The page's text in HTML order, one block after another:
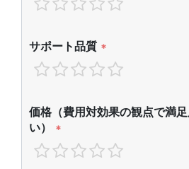
サポート品質 *
価格（費用対効果の観点で満
い）
*